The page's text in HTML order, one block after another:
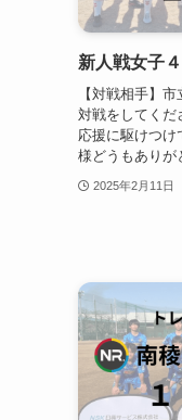
新人戦女子
【対戦相手】
対戦をしてくだ
応援に駆けつけ
様どうもありが
2025年2月11日